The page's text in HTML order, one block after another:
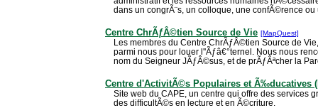
dans un congrÃ¨s, un colloque, une confÃ©rence
Centre ChrÃƒÂ©tien Source de Vie [MapQuest]
Les membres du Centre ChrÃƒÂ©tien Source de
parmi nous pour louer l''Ãƒâ€°ternel. Nous nous
nom du Seigneur JÃƒÂ©sus, et de prÃƒÂªcher la
Centre d'ActivitÃ©s Populaires et Ã‰ducatives
Site web du CAPE, un centre qui offre des services
des difficultÃ©s en lecture et en Ã©criture.